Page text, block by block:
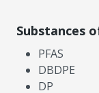
Substances
PFAS
DBDPE
DP